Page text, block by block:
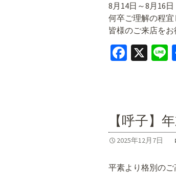
8月14日～8月16日
何卒ご理解の程宜
皆様のご来店をお
Fa
o
k
X
【呼子】
2025年12月7日
平素より格別のご